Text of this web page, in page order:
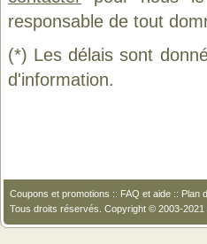
responsable de tout
(*) Les délais sont
d'information.
Coupons et promotions :: FAQ et aide :: Plan
Tous droits réservés. Copyright © 2003-